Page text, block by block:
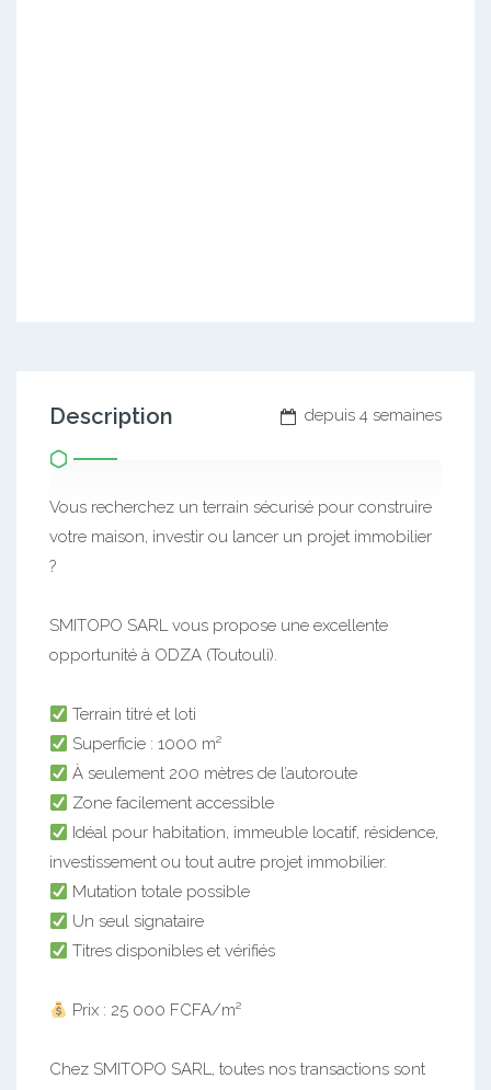
depuis 4 semaines
Description
Vous recherchez un terrain sécurisé pour construire
votre maison, investir ou lancer un projet immobilier
?
SMITOPO SARL vous propose une excellente
opportunité à ODZA (Toutouli).
Terrain titré et loti
Superficie : 1000 m²
À seulement 200 mètres de l’autoroute
Zone facilement accessible
Idéal pour habitation, immeuble locatif, résidence,
investissement ou tout autre projet immobilier.
Mutation totale possible
Un seul signataire
Titres disponibles et vérifiés
Prix : 25 000 FCFA/m²
Chez SMITOPO SARL, toutes nos transactions sont